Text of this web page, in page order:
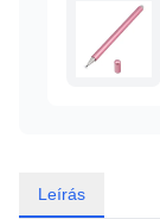
Leírás